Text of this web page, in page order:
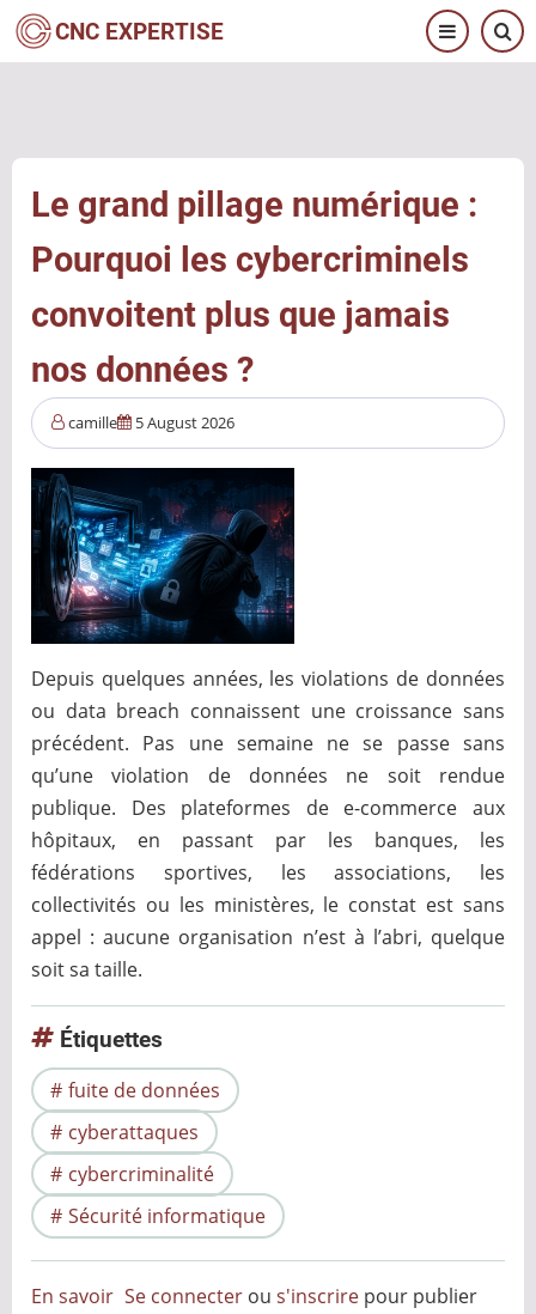
Aller
au
CNC EXPERTISE
Le grand pillage numérique :
Pourquoi les cybercriminels
convoitent plus que jamais
nos données ?
camille 5 August 2026
Depuis quelques années, les violations de données
ou data breach connaissent une croissance sans
précédent. Pas une semaine ne se passe sans
qu’une violation de données ne soit rendue
publique. Des plateformes de e-commerce aux
hôpitaux, en passant par les banques, les
fédérations sportives, les associations, les
collectivités ou les ministères, le constat est sans
appel : aucune organisation n’est à l’abri, quelque
soit sa taille.
Étiquettes
fuite de données
cyberattaques
cybercriminalité
Sécurité informatique
En savoir Se connecter ous'inscrire pour publier